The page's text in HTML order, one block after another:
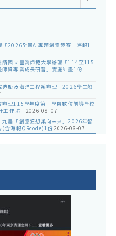
「2026全國AI專題創意競賽」海報1
請國立臺灣師範大學辦理「114至115
資專業成長研習」實施計畫1份
造船及海洋工程系辦理「2026學生船
辦理115學年度第一學期數位前導學校
作坊」 2026-08-07
九屆「創意狂想巢向未來」2026年智
(含海報QRcode)1份2026-08-07